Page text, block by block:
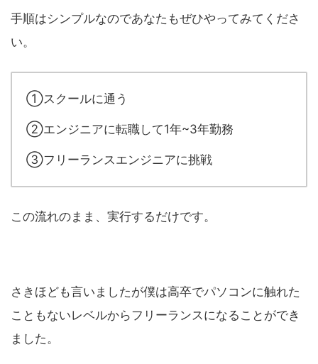
手順はシンプルなのであなたもぜひやってみてくださ
い。
①スクールに通う
②エンジニアに転職して1年~3年勤務
③フリーランスエンジニアに挑戦
この流れのまま、実行するだけです。
さきほども言いましたが僕は高卒でパソコンに触れた
こともないレベルからフリーランスになることができ
ました。